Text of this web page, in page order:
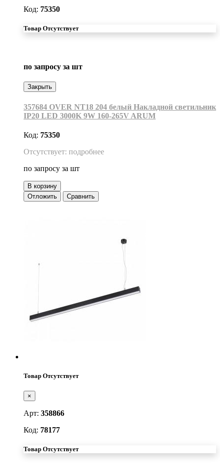
Код: 75350
Товар Отсутствует
по запросу за шт
Закрыть
357684 OVER NT18 204 белый Накладной светильник
IP20 LED 3000K 9W 160-265V ARUM
Код: 75350
Отсутствует: подробнее
по запросу за шт
В корзину
Отложить
Сравнить
Товар Отсутствует
×
Арт: 358866
Код: 78177
Товар Отсутствует